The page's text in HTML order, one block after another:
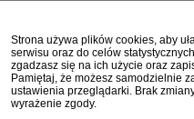
Strona używa plików cookies, aby
serwisu oraz do celów
zgadzasz się na ich użycie oraz
Pamiętaj, że możesz samodzielnie
ustawienia przeglądarki. Brak
wyrażenie zgody.